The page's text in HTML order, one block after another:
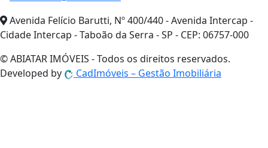
Avenida Felício Barutti, Nº 400/440 - Avenida Intercap -
Cidade Intercap - Taboão da Serra - SP - CEP: 06757-000
© ABIATAR IMÓVEIS - Todos os direitos reservados.
Developed by
CadImóveis – Gestão Imobiliária